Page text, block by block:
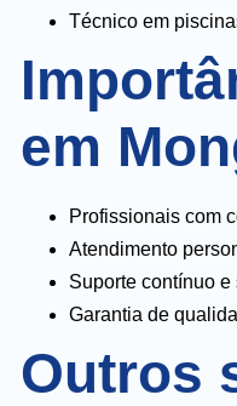
Técnico em
em
Profissionais com
Atendimento
Suporte contínuo
Garantia de
Outros